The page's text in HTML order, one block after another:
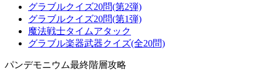
グラブルクイズ20問(第2弾)
グラブルクイズ20問(第1弾)
魔法戦士タイムアタック
グラブル楽器武器クイズ(全20問)
パンデモニウム最終階層攻略